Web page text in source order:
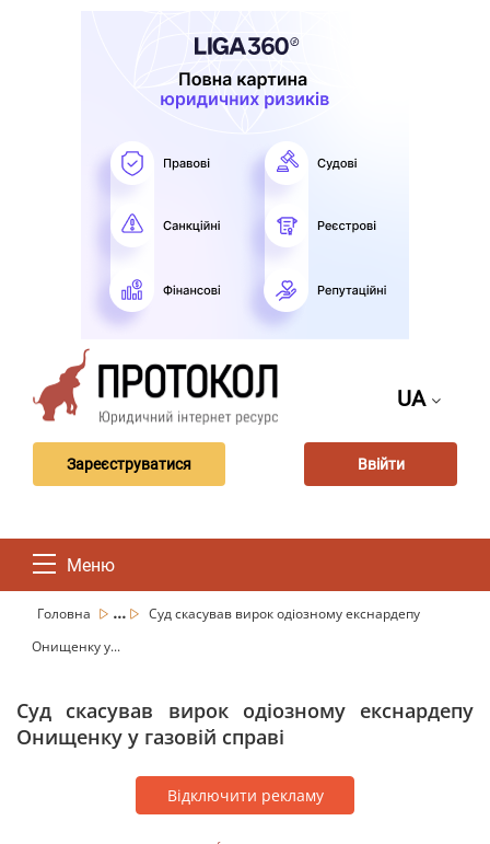
UA
Зареєструватися Ввійти
Меню
Головна ...
Суд скасував вирок одіозному екснардепу
Онищенку у...
Суд скасував вирок одіозному екснардепу
Онищенку у газовій справі
Відключити рекламу